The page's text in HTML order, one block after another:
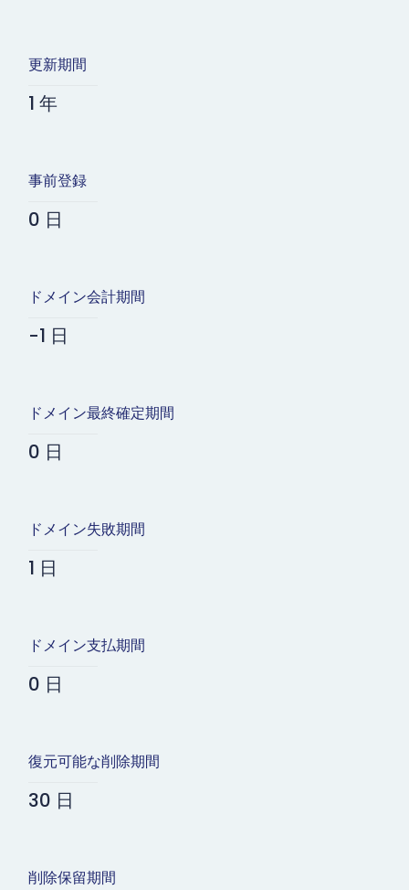
更新期間
1 年
事前登録
0 日
ドメイン会計期間
-1 日
ドメイン最終確定期間
0 日
ドメイン失敗期間
1 日
ドメイン支払期間
0 日
復元可能な削除期間
30 日
削除保留期間